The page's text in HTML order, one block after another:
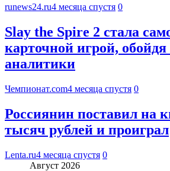
runews24.ru4 месяца спустя 0
Slay the Spire 2 стала
карточной игрой,
аналитики
Чемпионат.com4 месяца спустя 0
Россиянин поставил на
тысяч рублей и проиграл
Lenta.ru4 месяца спустя 0
Август 2026